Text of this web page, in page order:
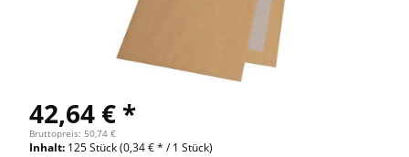
42,64 € *
Bruttopreis: 50,74 €
Inhalt: 125 Stück(0,34 € * / 1 Stück)